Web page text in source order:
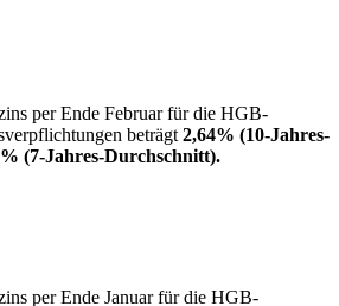
per Ende Februar für die HGB-
beträgt2,64% (10-Jahres-
(7-Jahres-Durchschnitt).
per Ende Januar für die HGB-